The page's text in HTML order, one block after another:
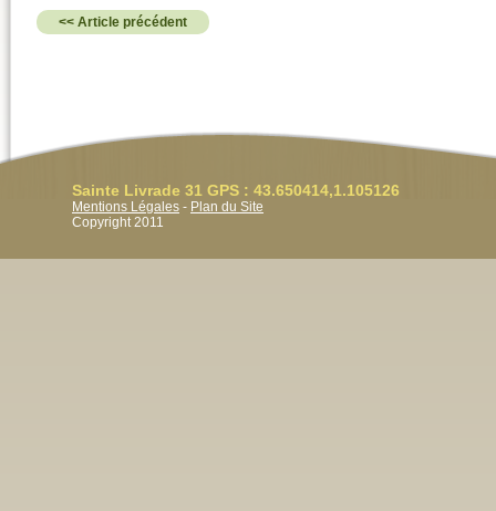
<< Article précédent
Sainte Livrade 31 GPS : 43.650414,1.105126
Mentions Légales - Plan du Site
Copyright 2011